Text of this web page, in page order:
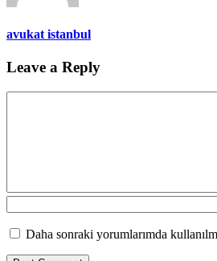
avukat istanbul
Leave a Reply
Daha sonraki yorumlarımda